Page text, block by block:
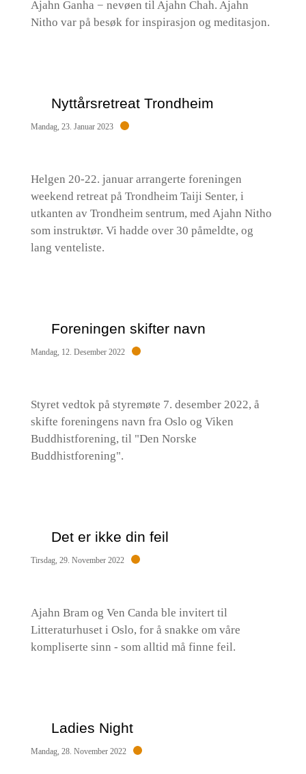
Ajahn Ganha − nevøen til Ajahn Chah. Ajahn
Nitho var på besøk for inspirasjon og meditasjon.
Nyttårsretreat Trondheim
Mandag, 23. Januar 2023
Helgen 20-22. januar arrangerte foreningen
weekend retreat på Trondheim Taiji Senter, i
utkanten av Trondheim sentrum, med Ajahn Nitho
som instruktør. Vi hadde over 30 påmeldte, og
lang venteliste.
Foreningen skifter navn
Mandag, 12. Desember 2022
Styret vedtok på styremøte 7. desember 2022, å
skifte foreningens navn fra Oslo og Viken
Buddhistforening, til "Den Norske
Buddhistforening".
Det er ikke din feil
Tirsdag, 29. November 2022
Ajahn Bram og Ven Canda ble invitert til
Litteraturhuset i Oslo, for å snakke om våre
kompliserte sinn - som alltid må finne feil.
Ladies Night
Mandag, 28. November 2022